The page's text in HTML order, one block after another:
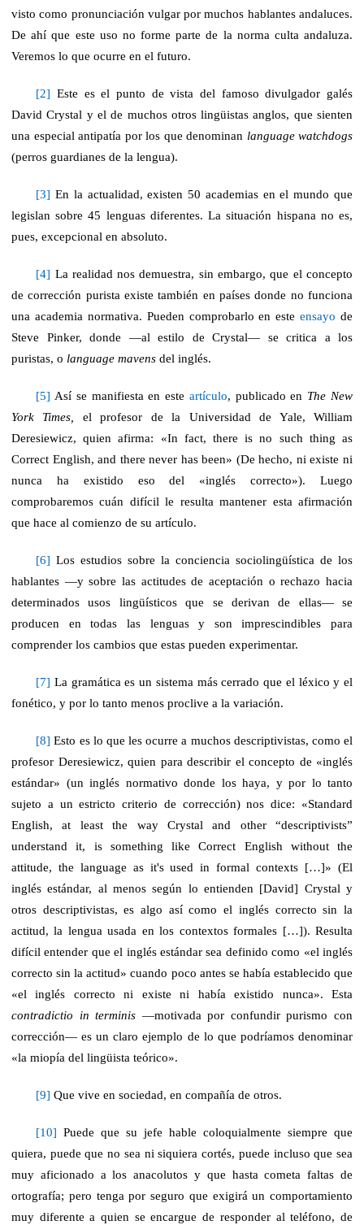
visto como pronunciación vulgar por muchos hablantes andaluces.
De ahí que este uso no forme parte de la norma culta andaluza.
Veremos lo que ocurre en el futuro.
[2] Este es el punto de vista del famoso divulgador galés
David Crystal y el de muchos otros lingüistas anglos, que sienten
una especial antipatía por los que denominan language watchdogs
(perros guardianes de la lengua).
[3] En la actualidad, existen 50 academias en el mundo que
legislan sobre 45 lenguas diferentes. La situación hispana no es,
pues, excepcional en absoluto.
[4] La realidad nos demuestra, sin embargo, que el concepto
de corrección purista existe también en países donde no funciona
una academia normativa. Pueden comprobarlo en esteensayo de
Steve Pinker, donde —al estilo de Crystal— se critica a los
puristas, o language mavens del inglés.
[5] Así se manifiesta en este artículo, publicado en The New
York Times,
el profesor de la Universidad de Yale, William
Deresiewicz, quien afirma: «In fact, there is no such thing as
Correct English, and there never has been» (De hecho, ni existe ni
nunca ha existido eso del «inglés correcto»). Luego
comprobaremos cuán difícil le resulta mantener esta afirmación
que hace al comienzo de su artículo.
[6] Los estudios sobre la conciencia sociolingüística de los
hablantes —y sobre las actitudes de aceptación o rechazo hacia
determinados usos lingüísticos que se derivan de ellas— se
producen en todas las lenguas y son imprescindibles para
comprender los cambios que estas pueden experimentar.
[7] La gramática es un sistema más cerrado que el léxico y el
fonético, y por lo tanto menos proclive a la variación.
[8] Esto es lo que les ocurre a muchos descriptivistas, como el
profesor Deresiewicz, quien para describir el concepto de «inglés
estándar» (un inglés normativo donde los haya, y por lo tanto
sujeto a un estricto criterio de corrección) nos dice: «Standard
English, at least the way Crystal and other “descriptivists”
understand it, is something like Correct English without the
attitude, the language as it's used in formal contexts […]» (El
inglés estándar, al menos según lo entienden [David] Crystal y
otros descriptivistas, es algo así como el inglés correcto sin la
actitud, la lengua usada en los contextos formales […]). Resulta
difícil entender que el inglés estándar sea definido como «el inglés
correcto sin la actitud» cuando poco antes se había establecido que
«el inglés correcto ni existe ni había existido nunca». Esta
contradictio in terminis —motivada por confundir purismo con
corrección— es un claro ejemplo de lo que podríamos denominar
«la miopía del lingüista teórico».
[9] Que vive en sociedad, en compañía de otros.
[10] Puede que su jefe hable coloquialmente siempre que
quiera, puede que no sea ni siquiera cortés, puede incluso que sea
muy aficionado a los anacolutos y que hasta cometa faltas de
ortografía; pero tenga por seguro que exigirá un comportamiento
muy diferente a quien se encargue de responder al teléfono, de